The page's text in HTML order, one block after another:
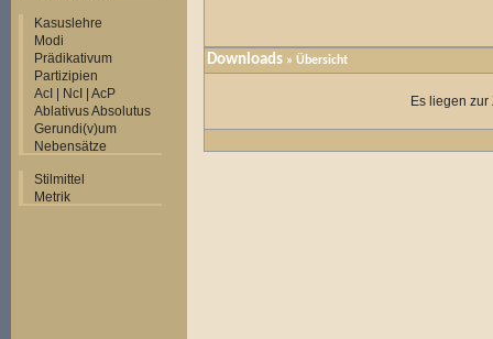
Kasuslehre
Modi
Prädikativum
Partizipien
AcI | NcI | AcP
Ablativus Absolutus
Gerundi(v)um
Nebensätze
Stilmittel
Metrik
Downloads » Übersicht
Es liegen